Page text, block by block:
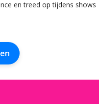
en treed op tijdens shows